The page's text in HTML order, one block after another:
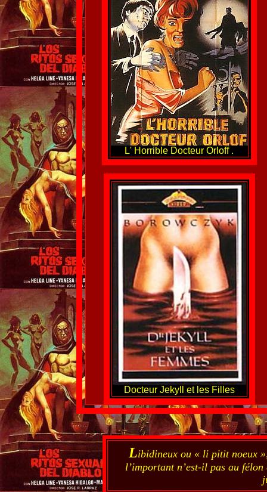
L' Horrible Docteur Orloff .
Docteur Jekyll et les Filles
Libidineux ou « li pitit noeux
l’important n’est-il pas au